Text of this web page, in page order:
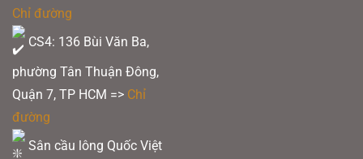
Chỉ đường
CS4: 136 Bùi Văn Ba,
phường Tân Thuận Đông,
Quận 7, TP HCM => Chỉ
đường
Sân cầu lông Quốc Việt